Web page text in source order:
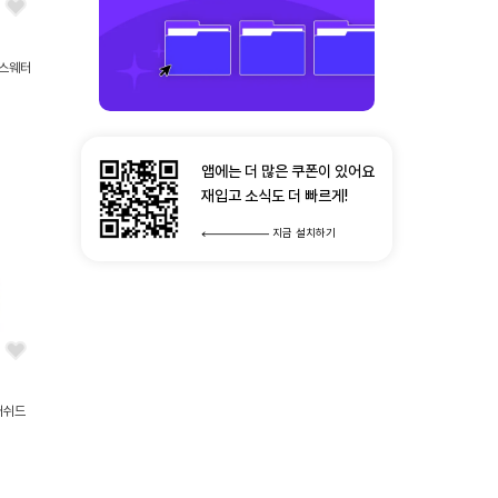
웨터
드
앱에는 더 많은 쿠폰이 있어요
재입고 소식도 더 빠르게!
지금 설치하기